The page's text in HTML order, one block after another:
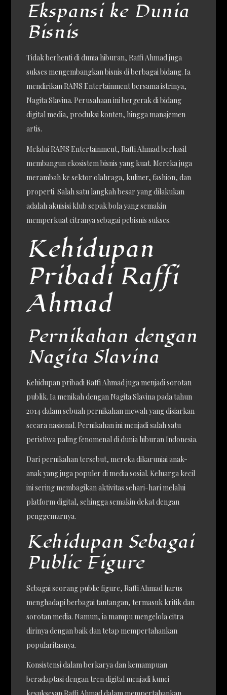
Ekspansi ke Dunia
Bisnis
Tidak berhenti di dunia hiburan, Raffi Ahmad juga
sukses mengembangkan bisnis di berbagai bidang. Ia
mendirikan RANS Entertainment bersama istrinya,
Nagita Slavina. Perusahaan ini bergerak di bidang
digital media, produksi konten, hingga manajemen
artis.
Melalui RANS Entertainment, Raffi Ahmad berhasil
membangun ekosistem bisnis yang kuat. Mereka juga
merambah ke sektor olahraga, kuliner, fashion, dan
properti. Salah satu langkah besar yang dilakukan
adalah akuisisi klub sepak bola yang semakin
memperkuat citranya sebagai pebisnis sukses.
Kehidupan
Pribadi Raffi
Ahmad
Pernikahan dengan
Nagita Slavina
Kehidupan pribadi Raffi Ahmad juga menjadi sorotan
publik. Ia menikah dengan Nagita Slavina pada tahun
2014 dalam sebuah pernikahan mewah yang disiarkan
secara nasional. Pernikahan ini menjadi salah satu
peristiwa paling fenomenal di dunia hiburan Indonesia.
Dari pernikahan tersebut, mereka dikaruniai anak-
anak yang juga populer di media sosial. Keluarga kecil
ini sering membagikan aktivitas sehari-hari melalui
platform digital, sehingga semakin dekat dengan
penggemarnya.
Kehidupan Sebagai
Public Figure
Sebagai seorang public figure, Raffi Ahmad harus
menghadapi berbagai tantangan, termasuk kritik dan
sorotan media. Namun, ia mampu mengelola citra
dirinya dengan baik dan tetap mempertahankan
popularitasnya.
Konsistensi dalam berkarya dan kemampuan
beradaptasi dengan tren digital menjadi kunci